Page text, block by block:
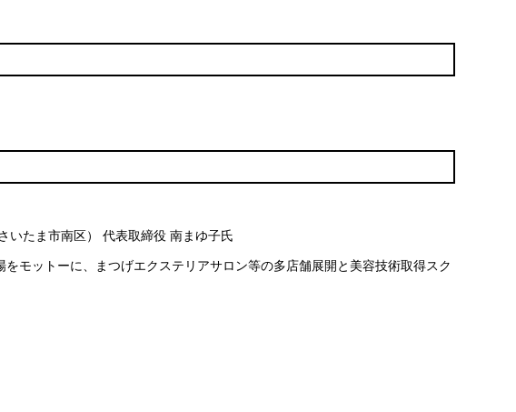
さいたま市南区） 代表取締役 南まゆ子氏
モットーに、まつげエクステリアサロン等の多店舗展開と美容技術取得スク